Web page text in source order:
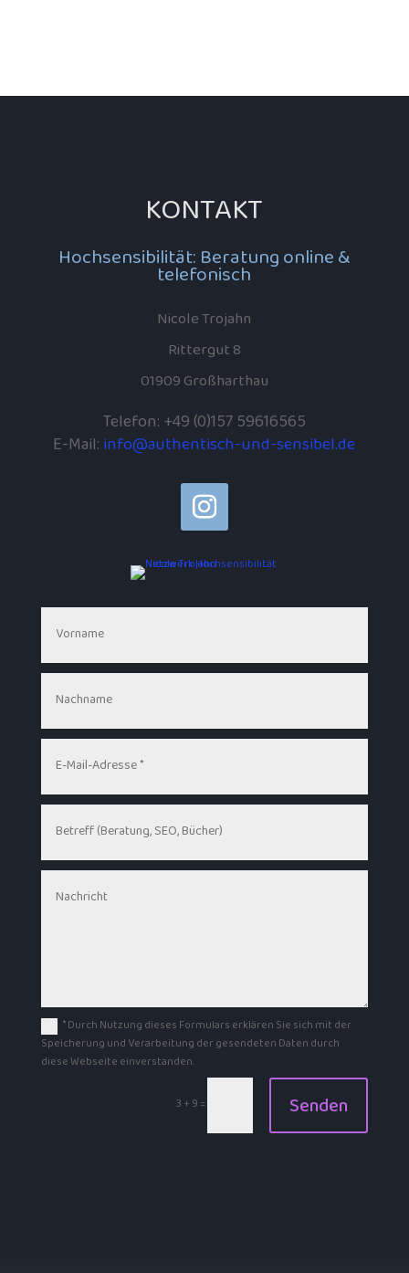
KONTAKT
Hochsensibilität: Beratung online &
telefonisch
Nicole Trojahn
Rittergut 8
01909 Großharthau
Telefon: +49 (0)157 59616565
E-Mail:info@authentisch-und-sensibel.de
* Durch Nutzung dieses Formulars erklären Sie sich mit der
Speicherung und Verarbeitung der gesendeten Daten durch
diese Webseite einverstanden.
3 + 9= Senden